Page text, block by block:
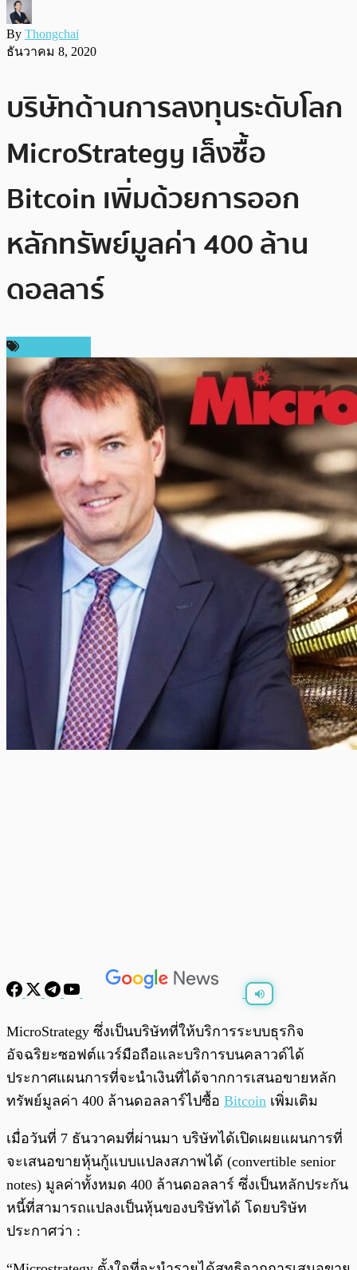
By Thongchai
ธันวาคม 8, 2020
บริษัทด้านการลงทุนระดับโลก
MicroStrategy เล็งซื้อ
Bitcoin เพิ่มด้วยการออก
หลักทรัพย์มูลค่า 400 ล้าน
ดอลลาร์
/
MicroStrategy ซึ่งเป็นบริษัทที่ให้บริการระบบธุรกิจ
อัจฉริยะซอฟต์แวร์มือถือและบริการบนคลาวด์ได้
ประกาศแผนการที่จะนำเงินที่ได้จากการเสนอขายหลัก
ทรัพย์มูลค่า 400 ล้านดอลลาร์ไปซื้อ Bitcoin เพิ่มเติม
เมื่อวันที่ 7 ธันวาคมที่ผ่านมา บริษัทได้เปิดเผยแผนการที่
จะเสนอขายหุ้นกู้แบบแปลงสภาพได้ (convertible senior
notes) มูลค่าทั้งหมด 400 ล้านดอลลาร์ ซึ่งเป็นหลักประกัน
หนี้ที่สามารถแปลงเป็นหุ้นของบริษัทได้ โดยบริษัท
ประกาศว่า :